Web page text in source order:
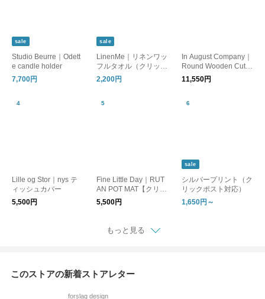
sale
Studio Beurre｜Odett
e candle holder
7,700円
sale
LinenMe｜リネンワッ
フルタオル（クリック
ポスト対応）
2,200円
In August Company｜
Round Wooden Cuttin
g Board
11,550円
Lille og Stor｜nys テ
ィッシュカバー
5,500円
Fine Little Day｜RUT
AN POT MAT【クリッ
クポスト対応】
5,500円
sale
シルバープリント（ク
リックポスト対応）
1,650円～
もっと見る
このストアの新着ストアレター
forslag design